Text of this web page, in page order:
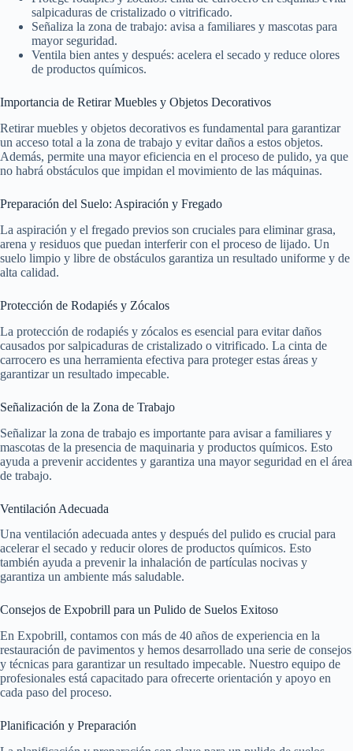
salpicaduras de cristalizado o vitrificado.
Señaliza la zona de trabajo: avisa a familiares y mascotas para
mayor seguridad.
Ventila bien antes y después: acelera el secado y reduce olores
de productos químicos.
Importancia de Retirar Muebles y Objetos Decorativos
Retirar muebles y objetos decorativos es fundamental para garantizar
un acceso total a la zona de trabajo y evitar daños a estos objetos.
Además, permite una mayor eficiencia en el proceso de pulido, ya que
no habrá obstáculos que impidan el movimiento de las máquinas.
Preparación del Suelo: Aspiración y Fregado
La aspiración y el fregado previos son cruciales para eliminar grasa,
arena y residuos que puedan interferir con el proceso de lijado. Un
suelo limpio y libre de obstáculos garantiza un resultado uniforme y de
alta calidad.
Protección de Rodapiés y Zócalos
La protección de rodapiés y zócalos es esencial para evitar daños
causados por salpicaduras de cristalizado o vitrificado. La cinta de
carrocero es una herramienta efectiva para proteger estas áreas y
garantizar un resultado impecable.
Señalización de la Zona de Trabajo
Señalizar la zona de trabajo es importante para avisar a familiares y
mascotas de la presencia de maquinaria y productos químicos. Esto
ayuda a prevenir accidentes y garantiza una mayor seguridad en el área
de trabajo.
Ventilación Adecuada
Una ventilación adecuada antes y después del pulido es crucial para
acelerar el secado y reducir olores de productos químicos. Esto
también ayuda a prevenir la inhalación de partículas nocivas y
garantiza un ambiente más saludable.
Consejos de Expobrill para un Pulido de Suelos Exitoso
En Expobrill, contamos con más de 40 años de experiencia en la
restauración de pavimentos y hemos desarrollado una serie de consejos
y técnicas para garantizar un resultado impecable. Nuestro equipo de
profesionales está capacitado para ofrecerte orientación y apoyo en
cada paso del proceso.
Planificación y Preparación